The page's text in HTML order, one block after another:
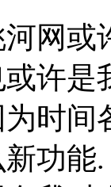
网或
许是
为时间
功能.